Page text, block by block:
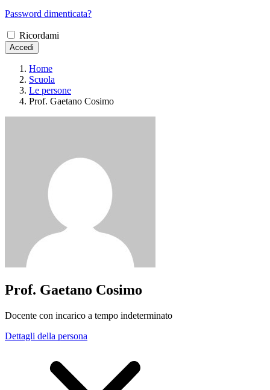
Password dimenticata?
Ricordami
Accedi
Home
Scuola
Le persone
Prof. Gaetano Cosimo
Prof. Gaetano Cosimo
Docente con incarico a tempo indeterminato
Dettagli della persona